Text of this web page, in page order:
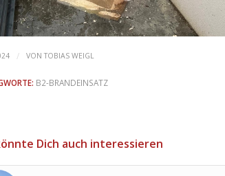
/ VONTOBIAS WEIGL
B2-BRANDEINSATZ
Dich auch interessieren